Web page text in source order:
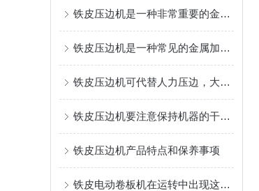
铁皮压边机是一种非常重要的金属加工设备
铁皮压边机是一种常见的金属加工设备
铁皮压边机可代替人力压边，大大提高了生产效率
铁皮压边机要注意保持机器的干燥和整洁程度
铁皮压边机产品特点和保养事项
铁皮电动卷板机在运转中出现这些问题应该停机